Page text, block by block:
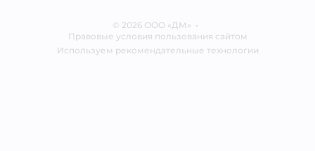
Блог
© 2026 ООО «ДМ» •
Правовые условия пользования сайтом
Используем рекомендательные технологии